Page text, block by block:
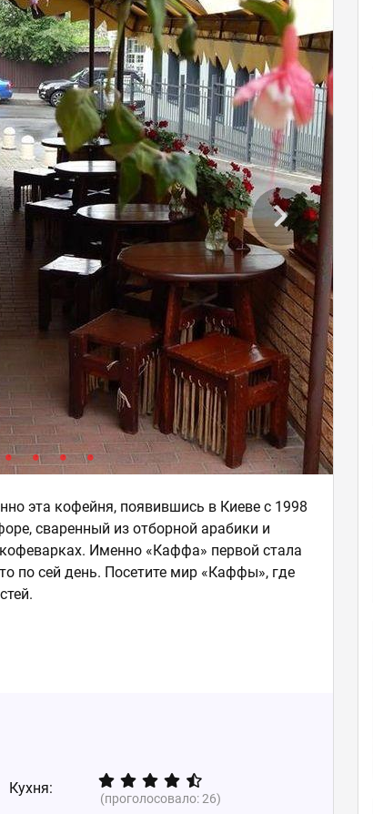
эта кофейня, появившись в Киеве с 1998
сваренный из отборной арабики и
Именно «Каффа» первой стала
по сей день. Посетите мир «Каффы», где
Кухня:
(проголосовало:26)